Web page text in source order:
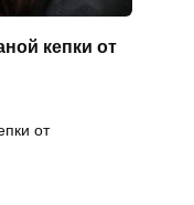
кепки от
от